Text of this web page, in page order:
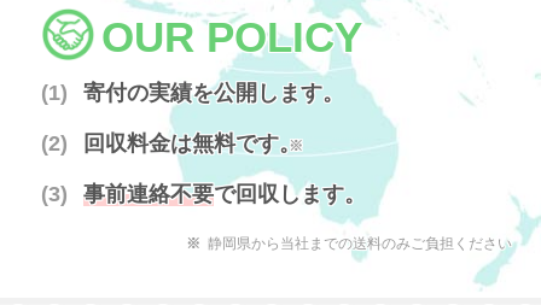
OUR POLICY
寄付の実績を公開します。
回収料金は無料です。
※
事前連絡不要で回収します。
静岡県から当社までの送料のみご負担ください